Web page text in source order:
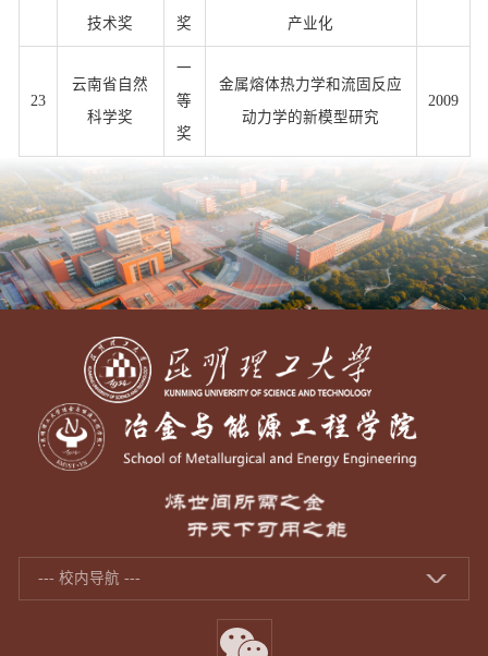
技术奖
奖
产业化
23
云南省自然
科学奖
一
等
奖
金属熔体热力学和流固反应
动力学的新模型研究
2009
--- 校内导航 ---